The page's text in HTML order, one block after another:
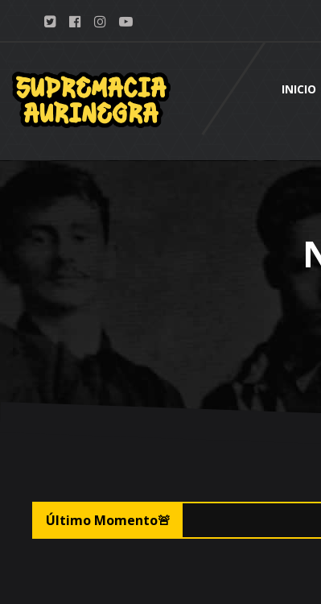
INICIO
Último Momento🚨